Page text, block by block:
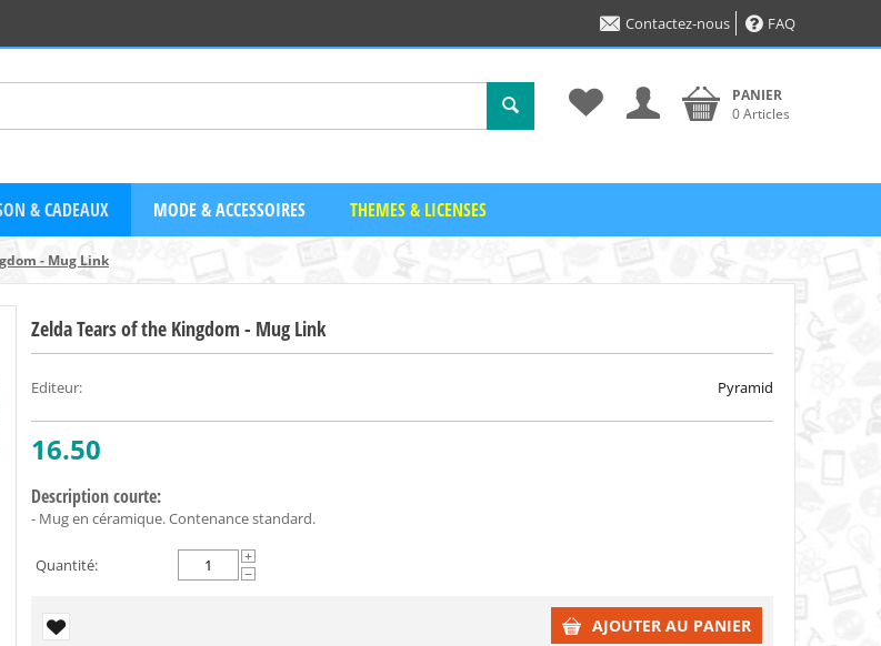
Contactez-nous FAQ
PANIER
0 Articles
& CADEAUX MODE & ACCESSOIRES THEMES & LICENSES
- Mug Link
Zelda Tears of the Kingdom - Mug Link
Editeur: Pyramid
16.50
Description courte:
- Mug en céramique. Contenance standard.
Quantité:
+
−
AJOUTER AU PANIER